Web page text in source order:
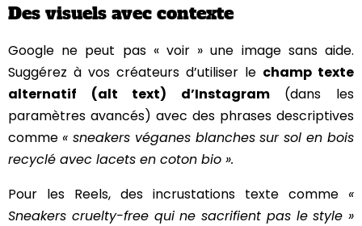
Des visuels avec contexte
Google ne peut pas « voir » une image sans aide.
Suggérez à vos créateurs d’utiliser le champ texte
alternatif (alt text) d’Instagram(dans les
paramètres avancés) avec des phrases descriptives
comme « sneakers véganes blanches sur sol en bois
recyclé avec lacets en coton bio ».
Pour les Reels, des incrustations texte comme «
Sneakers cruelty-free qui ne sacrifient pas le style »